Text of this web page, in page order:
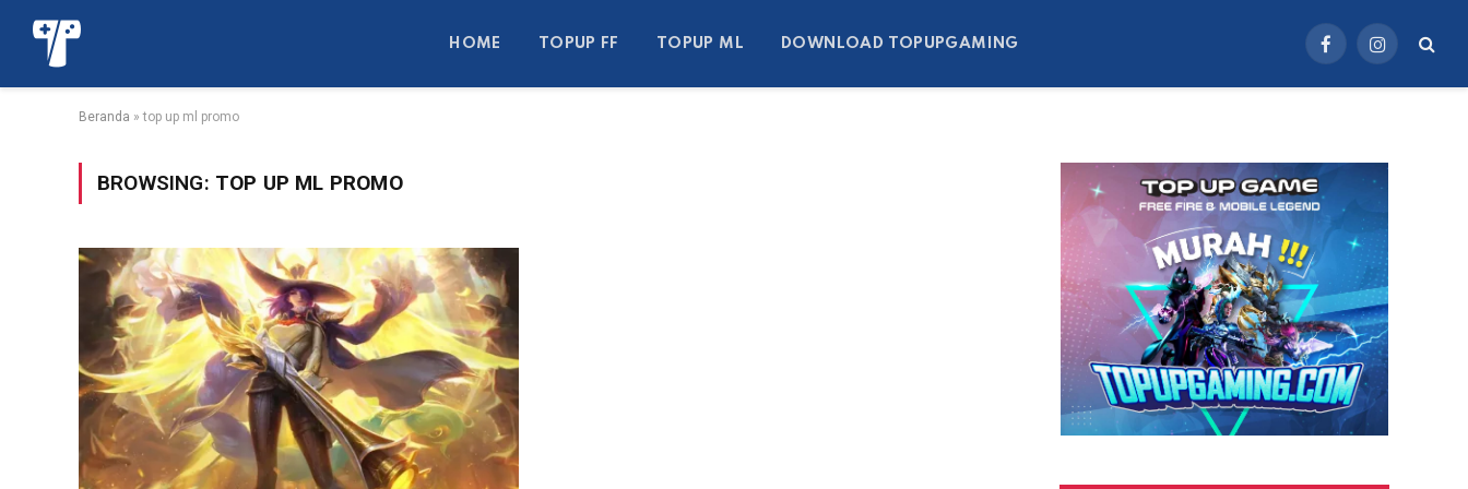
HOME TOPUP FF TOPUP ML DOWNLOAD TOPUPGAMING
FacebookInstagram
Beranda »top up ml promo
BROWSING: TOP UP ML PROMO